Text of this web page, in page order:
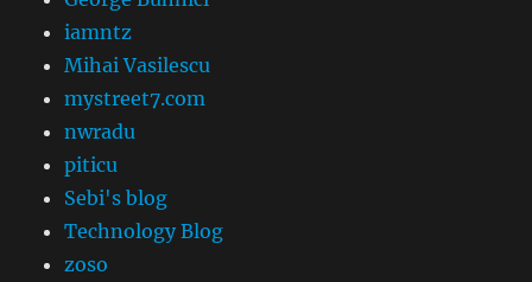
iamntz
Mihai Vasilescu
mystreet7.com
nwradu
piticu
Sebi's blog
Technology Blog
zoso